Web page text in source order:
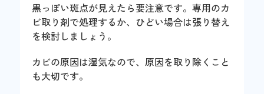
黒っぽい斑点が見えたら要注意です。専用のカ
ビ取り剤で処理するか、ひどい場合は張り替え
を検討しましょう。
カビの原因は湿気なので、原因を取り除くこと
も大切です。